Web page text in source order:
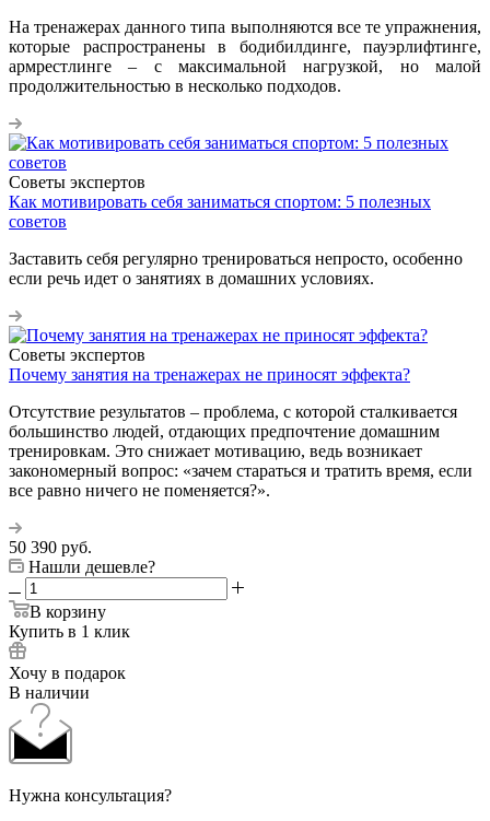
На тренажерах данного типа выполняются все те упражнения,
которые распространены в бодибилдинге, пауэрлифтинге,
армрестлинге – с максимальной нагрузкой, но малой
продолжительностью в несколько подходов.
Советы экспертов
Как мотивировать себя заниматься спортом: 5 полезных
советов
Заставить себя регулярно тренироваться непросто, особенно
если речь идет о занятиях в домашних условиях.
Советы экспертов
Почему занятия на тренажерах не приносят эффекта?
Отсутствие результатов – проблема, с которой сталкивается
большинство людей, отдающих предпочтение домашним
тренировкам. Это снижает мотивацию, ведь возникает
закономерный вопрос: «зачем стараться и тратить время, если
все равно ничего не поменяется?».
50 390 руб.
Нашли дешевле?
В корзину
Купить в 1 клик
Хочу в подарок
В наличии
Нужна консультация?